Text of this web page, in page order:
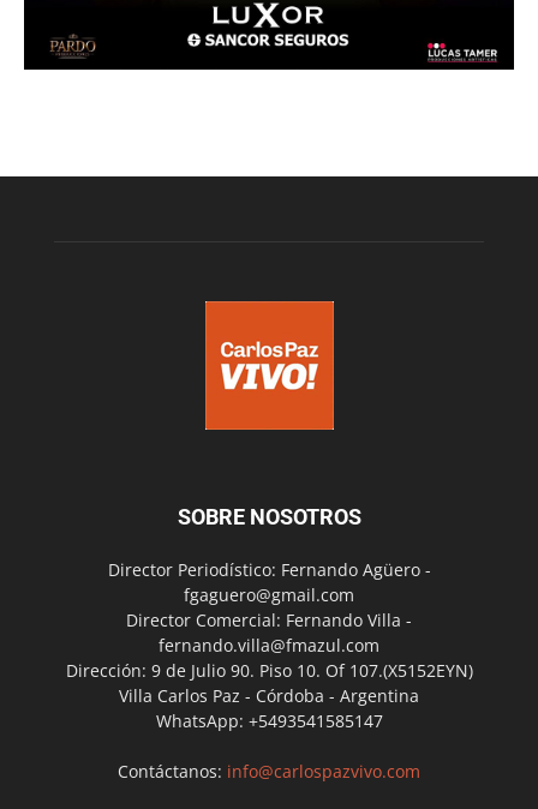
SOBRE NOSOTROS
Director Periodístico: Fernando Agüero -
fgaguero@gmail.com
Director Comercial: Fernando Villa -
fernando.villa@fmazul.com
Dirección: 9 de Julio 90. Piso 10. Of 107.(X5152EYN)
Villa Carlos Paz - Córdoba - Argentina
WhatsApp: +5493541585147
Contáctanos: info@carlospazvivo.com